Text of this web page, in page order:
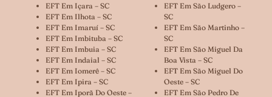
EFT Em Içara – SC
EFT Em Ilhota – SC
EFT Em Imaruí – SC
EFT Em Imbituba – SC
EFT Em Imbuia – SC
EFT Em Indaial – SC
EFT Em Iomerê – SC
EFT Em Ipira – SC
EFT Em Iporã Do Oeste –
EFT Em São Ludgero –
SC
EFT Em São Martinho –
SC
EFT Em São Miguel Da
Boa Vista – SC
EFT Em São Miguel Do
Oeste – SC
EFT Em São Pedro De